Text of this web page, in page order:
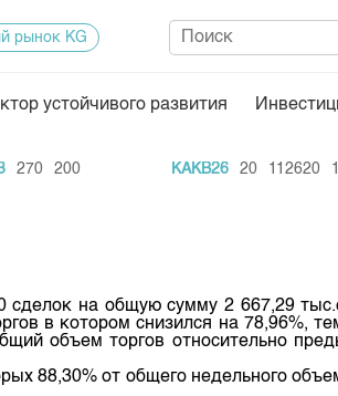
Котировки по
Котировки по
Расписание
рынок KG
устойчивого развития
200 KAKB26 20 112620 15
на общую сумму 2 667,29
в котором снизился на 78,96%,
объем торгов относительно
88,30% от общего недельного